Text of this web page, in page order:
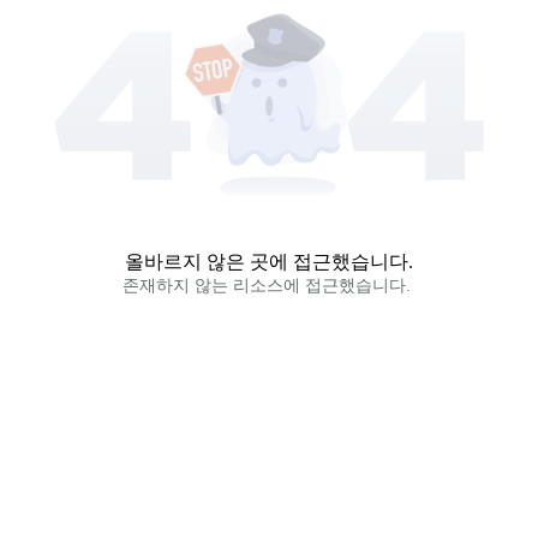
올바르지 않은 곳에 접근했습니다.
존재하지 않는 리소스에 접근했습니다.